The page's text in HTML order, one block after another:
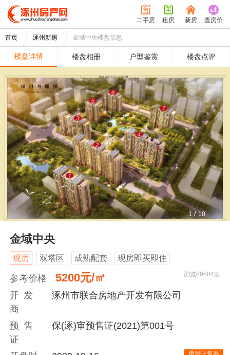
二手房 租房 新房 查房价
首页 涿州新房 金域中央楼盘信息
楼盘详情 楼盘相册 户型鉴赏 楼盘点评
1/10
金域中央
现房 双塔区 成熟配套 现房即买即住
参考价格 5200元/㎡ 浏览89504次
开 发
商
涿州市联合房地产开发有限公司
预 售
证
保(涿)审预售证(2021)第001号